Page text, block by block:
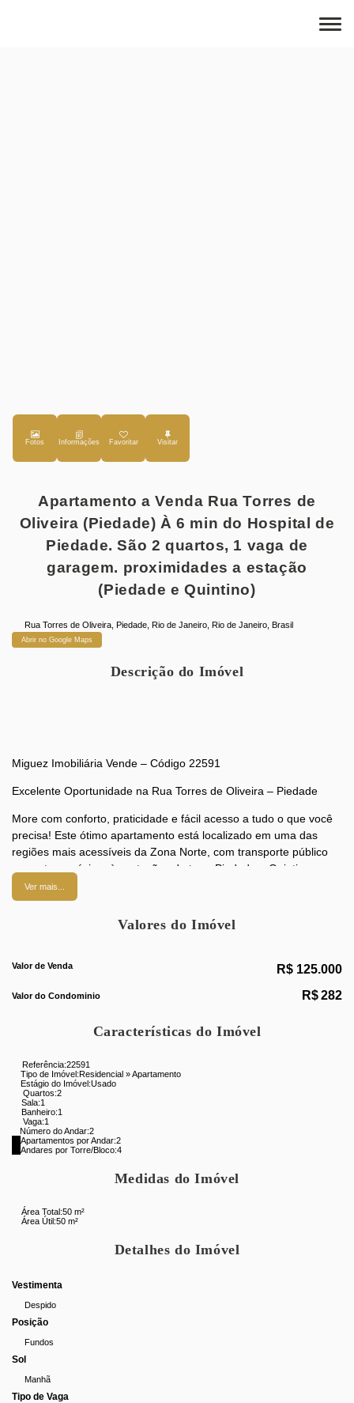
Fotos Favoritar
Apartamento a Venda Rua Torres de
Oliveira (Piedade) À 6 min do Hospital de
Piedade. São 2 quartos, 1 vaga de
garagem. proximidades a estação
(Piedade e Quintino)
Rua Torres de Oliveira ,Piedade ,Rio de Janeiro ,Rio de Janeiro ,Brasil
Abrir no Google Maps
Descrição do Imóvel
Miguez Imobiliária Vende – Código 22591
Excelente Oportunidade na Rua Torres de Oliveira – Piedade
More com conforto, praticidade e fácil acesso a tudo o que você
precisa! Este ótimo apartamento está localizado em uma das
regiões mais acessíveis da Zona Norte, com transporte público
na porta e próximo às estações de trem Piedade e Quintino,
facilitando o seu dia a dia.
restaurantes, supermercados e farmácias – tudo ao seu alcance!
oferecendo ambientes claros e arejados. Sua planta é bem
distribuída, composta por:
* 2 quartos confortáveis
* Cozinha funcional
* Área de serviço integrada
* 1 vaga de garagem no parqueamento do prédio
Ideal para quem busca praticidade, localização estratégica e
ótimo custo-benefício.
Não perca essa chance! Agende já sua visita com a Miguez
Ver mais...
Valores do Imóvel
R$ 125.000
Valor de Venda
Valor do Condominio R$282
Características do Imóvel
Referência:22591
Tipo de Imóvel:Residencial »Apartamento
Estágio do Imóvel:Usado
Quartos:2
Sala:1
Banheiro:1
Vaga:1
Número do Andar:2
Apartamentos por Andar:2
Andares por Torre/Bloco:4
Medidas do Imóvel
Área Total:50 m²
Área Útil:50 m²
Detalhes do Imóvel
Vestimenta
Despido
Posição
Fundos
Sol
Manhã
Tipo de Vaga